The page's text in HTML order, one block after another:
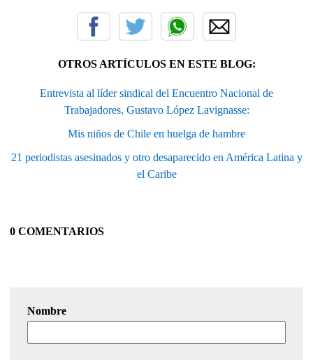
OTROS ARTÍCULOS EN ESTE BLOG:
Entrevista al líder sindical del Encuentro Nacional de
Trabajadores, Gustavo López Lavignasse:
Mis niños de Chile en huelga de hambre
21 periodistas asesinados y otro desaparecido en América Latina y
el Caribe
0 COMENTARIOS
Nombre